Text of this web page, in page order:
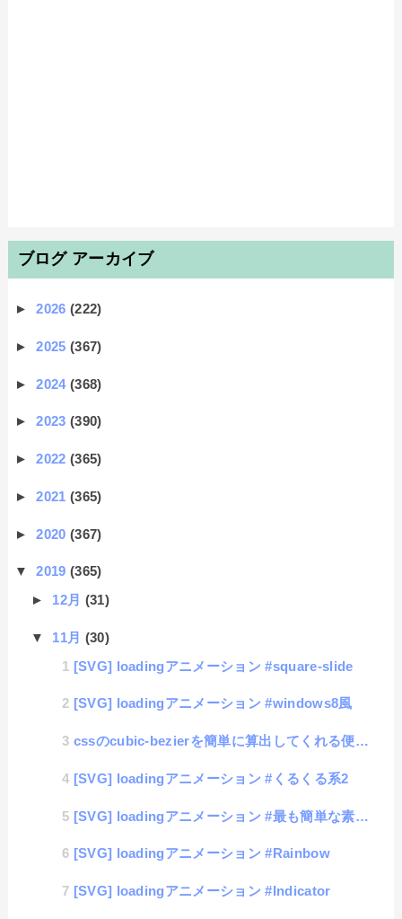
ブログ アーカイブ
►2026(222)
►2025(367)
►2024(368)
►2023(390)
►2022(365)
►2021(365)
►2020(367)
▼2019(365)
► 12月 (31)
▼ 11月 (30)
[SVG] loadingアニメーション #square-slide
[SVG] loadingアニメーション #windows8風
cssのcubic-bezierを簡単に算出してくれる便利サイト
[SVG] loadingアニメーション #くるくる系2
[SVG] loadingアニメーション #最も簡単な素材の作り方「矢印ぐるぐる編」
[SVG] loadingアニメーション #Rainbow
[SVG] loadingアニメーション #Indicator